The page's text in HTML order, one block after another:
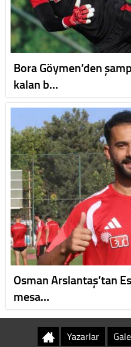
Bora Göymen’den
kalan b…
Osman Arslantaş’tan
mesa…
Yazarlar